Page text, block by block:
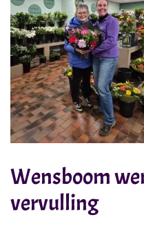
Wensboom
vervulling